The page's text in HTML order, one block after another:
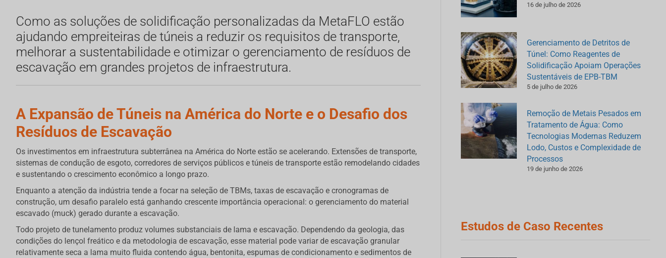
Como as soluções de solidificação personalizadas da MetaFLO estão
ajudando empreiteiras de túneis a reduzir os requisitos de transporte,
melhorar a sustentabilidade e otimizar o gerenciamento de resíduos de
escavação em grandes projetos de infraestrutura.
A Expansão de Túneis na América do Norte e o Desafio dos
Resíduos de Escavação
Os investimentos em infraestrutura subterrânea na América do Norte estão se acelerando. Extensões de transporte,
sistemas de condução de esgoto, corredores de serviços públicos e túneis de transporte estão remodelando cidades
e sustentando o crescimento econômico a longo prazo.
Enquanto a atenção da indústria tende a focar na seleção de TBMs, taxas de escavação e cronogramas de
construção, um desafio paralelo está ganhando crescente importância operacional: o gerenciamento do material
escavado (muck) gerado durante a escavação.
Todo projeto de tunelamento produz volumes substanciais de lama e escavação. Dependendo da geologia, das
condições do lençol freático e da metodologia de escavação, esse material pode variar de escavação granular
relativamente seca a lama muito fluida contendo água, bentonita, espumas de condicionamento e sedimentos de
16 de julho de 2026
Gerenciamento de Detritos de
Túnel: Como Reagentes de
Solidificação Apoiam Operações
Sustentáveis de EPB-TBM
5 de julho de 2026
Remoção de Metais Pesados em
Tratamento de Água: Como
Tecnologias Modernas Reduzem
Lodo, Custos e Complexidade de
Processos
19 de junho de 2026
Estudos de Caso Recentes